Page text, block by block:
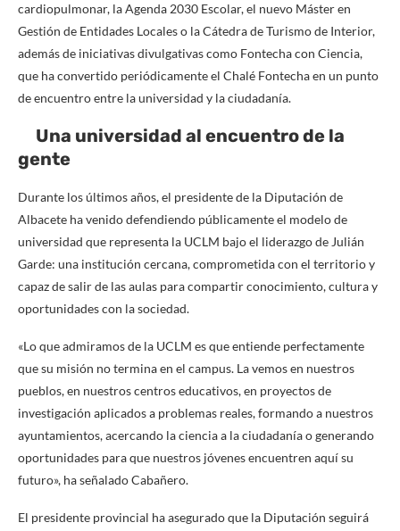
cardiopulmonar, la Agenda 2030 Escolar, el nuevo Máster en
Gestión de Entidades Locales o la Cátedra de Turismo de Interior,
además de iniciativas divulgativas como Fontecha con Ciencia,
que ha convertido periódicamente el Chalé Fontecha en un punto
de encuentro entre la universidad y la ciudadanía.
Una universidad al encuentro de la
gente
Durante los últimos años, el presidente de la Diputación de
Albacete ha venido defendiendo públicamente el modelo de
universidad que representa la UCLM bajo el liderazgo de Julián
Garde: una institución cercana, comprometida con el territorio y
capaz de salir de las aulas para compartir conocimiento, cultura y
oportunidades con la sociedad.
«Lo que admiramos de la UCLM es que entiende perfectamente
que su misión no termina en el campus. La vemos en nuestros
pueblos, en nuestros centros educativos, en proyectos de
investigación aplicados a problemas reales, formando a nuestros
ayuntamientos, acercando la ciencia a la ciudadanía o generando
oportunidades para que nuestros jóvenes encuentren aquí su
futuro», ha señalado Cabañero.
El presidente provincial ha asegurado que la Diputación seguirá